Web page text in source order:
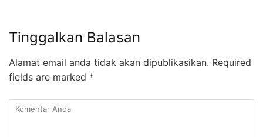
Tinggalkan Balasan
Alamat email anda tidak akan dipublikasikan. Required
fields are marked *